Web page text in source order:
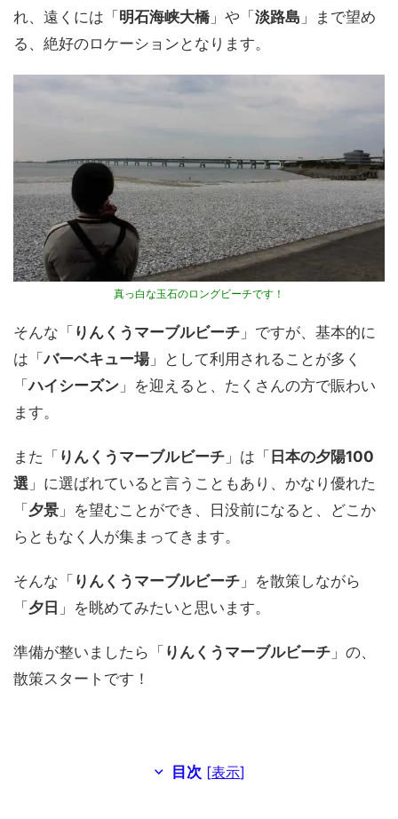
れ、遠くには「 明石海峡大橋」や「 淡路島 」まで望め
る、絶好のロケーションとなります。
真っ白な玉石のロングビーチです！
そんな「 りんくうマーブルビーチ 」ですが、基本的に
は「バーベキュー場」として利用されることが多く
「ハイシーズン 」を迎えると、たくさんの方で賑わい
ます。
また「 りんくうマーブルビーチ 」は「 日本の夕陽100
選 」に選ばれていると言うこともあり、かなり優れた
「 夕景 」を望むことができ、日没前になると、どこか
らともなく人が集まってきます。
そんな「 りんくうマーブルビーチ 」を散策しながら
「 夕日 」を眺めてみたいと思います。
準備が整いましたら「 りんくうマーブルビーチ 」の、
散策スタートです！
目次 [表示]